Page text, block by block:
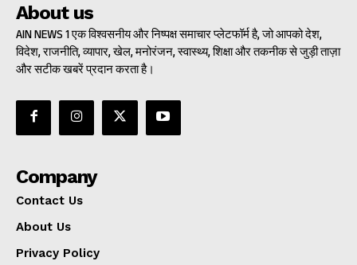
About us
AIN NEWS 1 एक विश्वसनीय और निष्पक्ष समाचार प्लेटफॉर्म है, जो आपको देश,
विदेश, राजनीति, व्यापार, खेल, मनोरंजन, स्वास्थ्य, शिक्षा और तकनीक से जुड़ी ताज़ा
और सटीक खबरें प्रदान करता है।
Company
Contact Us
About Us
Privacy Policy